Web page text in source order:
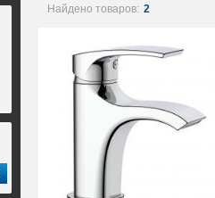
Найдено товаров: 2